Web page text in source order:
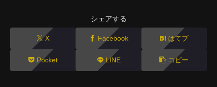
シェアする
X Facebook はてブ
Pocket LINE コピー